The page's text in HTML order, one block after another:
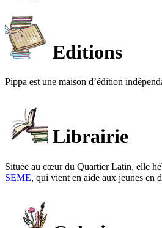
Editions
Pippa est une maison d’édition
Librairie
Située au cœur du Quartier Latin, elle
SEME, qui vient en aide aux jeunes en